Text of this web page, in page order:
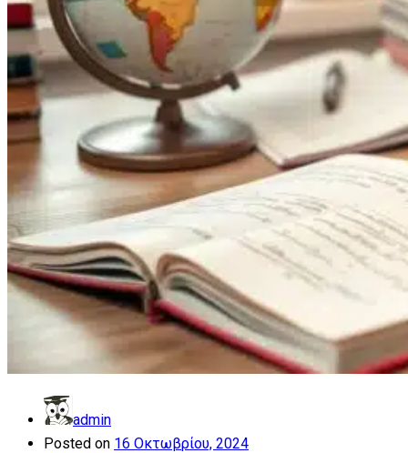
admin
Posted on 16 Οκτωβρίου, 2024